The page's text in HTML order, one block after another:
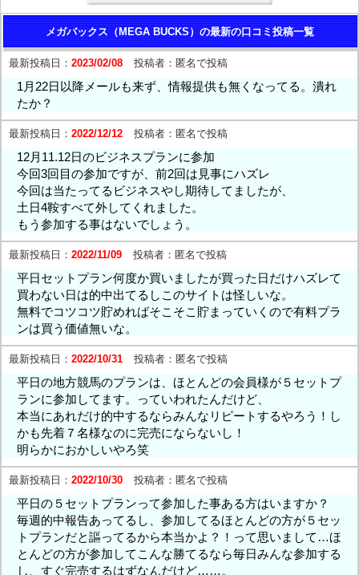
メガバックス（MEGA BUCKS）の最新の口コミ投稿一覧
最新投稿日： 2023/02/08 投稿者： 匿名で投稿
1月22日以降メールも来ず、情報提供も無くなってる。潰れ
たか？
最新投稿日： 2022/12/12 投稿者： 匿名で投稿
12月11.12日のビジネスプランに参加
今回3回目の参加ですが、前2回は見事にハズレ
今回は当たってるビジネスやし期待してましたが、
土日4鞍すべて外してくれました。
もう参加する事はないでしょう。
最新投稿日： 2022/11/09 投稿者： 匿名で投稿
平日セットプラン何度か買いましたが買った日だけハズレて
買わない日は的中出てるしこのサイトは怪しいな。
無料でコツコツ貯めればそこそこ貯まっていくので有料プラ
ンは買う価値無いな。
最新投稿日： 2022/10/31 投稿者： 匿名で投稿
平日の地方競馬のプランは、ほとんどの会員様が５セットプ
ランに参加してます。っていわれたんだけど、
本当にあれだけ的中するならみんなリピートするやろう！し
かも先着７名様なのに完売にならないし！
明らかにおかしいやろ笑
最新投稿日： 2022/10/30 投稿者： 匿名で投稿
平日の５セットプランって参加した事ある方はいますか？
毎週的中報告あってるし、参加してるほとんどの方が５セッ
トプランだと謳ってるから本当かよ？！って思いまして…ほ
とんどの方が参加してこんな勝てるなら毎日みんな参加する
し、すぐ完売するはずなんだけど……。